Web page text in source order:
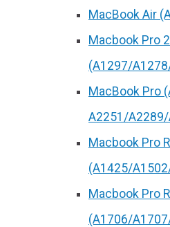
MacBook Air
Macbook Pro
(A1297/
MacBook Pro
А2251/A2289/
Macbook Pro
(А1425/
Macbook Pro
(А1706/